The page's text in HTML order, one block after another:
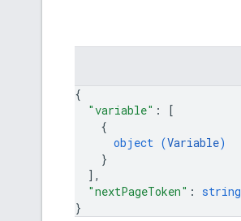
{
"variable" :
[
{
object (Variable)
}
] ,
"nextPageToken" : string
}